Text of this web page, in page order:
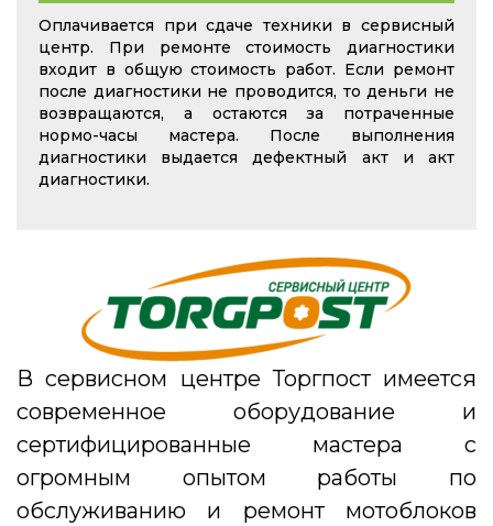
В сервисном центре Торгпост имеется
современное оборудование и
сертифицированные мастера с
огромным опытом работы по
обслуживанию и ремонт мотоблоков
Оплачивается при сдаче техники в сервисный
центр. При ремонте стоимость диагностики
входит в общую стоимость работ. Если ремонт
после диагностики не проводится, то деньги не
возвращаются, а остаются за потраченные
нормо-часы мастера. После выполнения
диагностики выдается дефектный акт и акт
диагностики.